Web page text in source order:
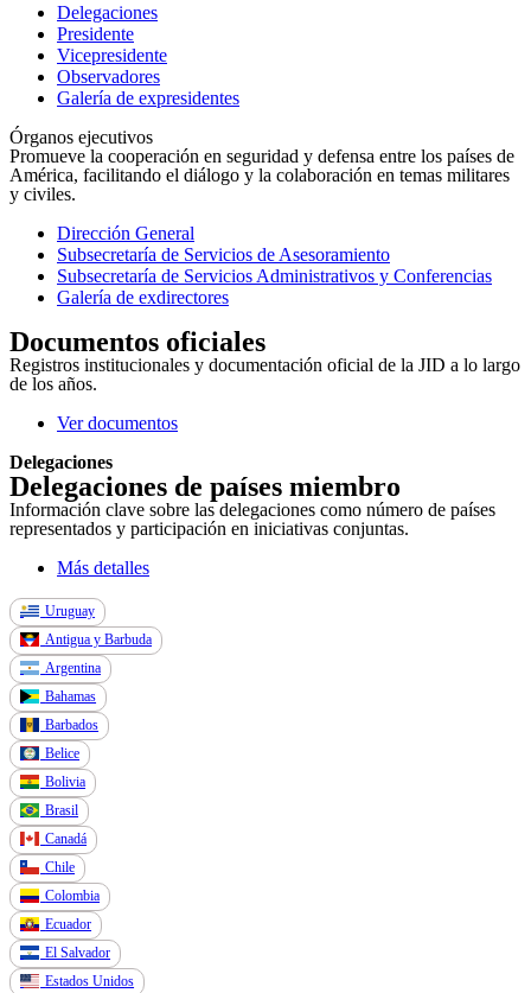
Delegaciones
Presidente
Vicepresidente
Observadores
Galería de expresidentes
Órganos ejecutivos
Promueve la cooperación en seguridad y defensa entre los países de
América, facilitando el diálogo y la colaboración en temas militares
y civiles.
Dirección General
Subsecretaría de Servicios de Asesoramiento
Subsecretaría de Servicios Administrativos y Conferencias
Galería de exdirectores
Documentos oficiales
Registros institucionales y documentación oficial de la JID a lo largo
de los años.
Ver documentos
Delegaciones
Delegaciones de países miembro
Información clave sobre las delegaciones como número de países
representados y participación en iniciativas conjuntas.
Más detalles
Uruguay
Antigua y Barbuda
Argentina
Bahamas
Barbados
Belice
Bolivia
Brasil
Canadá
Chile
Colombia
Ecuador
El Salvador
Estados Unidos